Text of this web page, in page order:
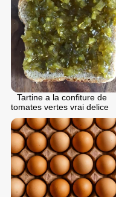
Tartine a la confiture de
tomates vertes vrai delice